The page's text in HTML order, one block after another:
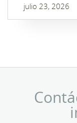
julio 23, 2026